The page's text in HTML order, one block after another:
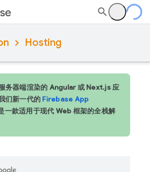
Hosting
务器端渲染的 Angular 或 Next.js 应
们新一代的 Firebase App
一款适用于现代 Web 框架的全栈解